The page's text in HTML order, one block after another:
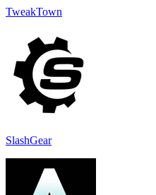
TweakTown
SlashGear